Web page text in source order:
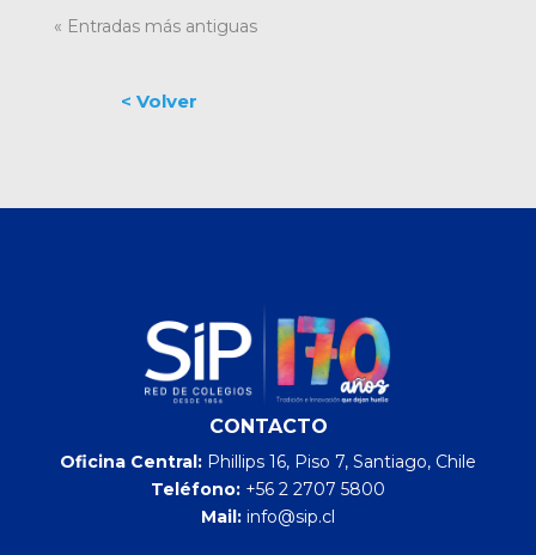
« Entradas más antiguas
CONTACTO
Oficina Central: Phillips 16, Piso 7, Santiago, Chile
Teléfono: +56 2 2707 5800
Mail: info@sip.cl